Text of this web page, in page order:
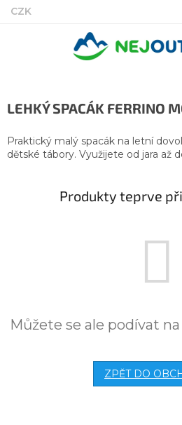
Přejít
CZK
LEHKÝ SPACÁK FERRINO
Praktický malý spacák na letní
dětské tábory. Využijete od jara až
Produkty teprve
Můžete se ale podívat
ZPĚT DO